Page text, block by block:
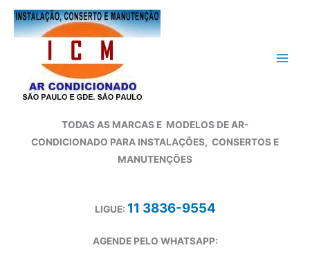
para
TODAS AS MARCAS E MODELOS DE AR-
CONDICIONADO PARA INSTALAÇÕES, CONSERTOS E
MANUTENÇÕES
LIGUE: 11 3836-9554
AGENDE PELO WHATSAPP: